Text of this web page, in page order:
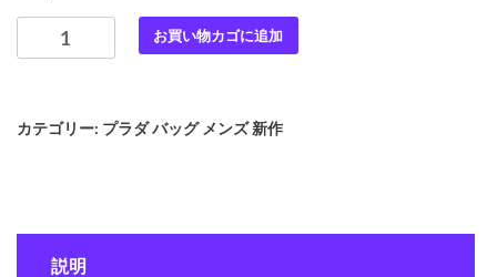
ラ
ッ
ズ
お買い物カゴに追加
カテゴリー: プラダ バッグ メンズ 新作
説明